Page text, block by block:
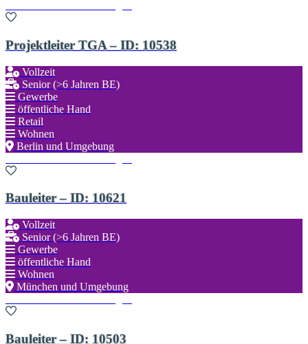
Projektleiter TGA – ID: 10538
Vollzeit
Senior (>6 Jahren BE)
Gewerbe
öffentliche Hand
Retail
Wohnen
Berlin und Umgebung
Bauleiter – ID: 10621
Vollzeit
Senior (>6 Jahren BE)
Gewerbe
öffentliche Hand
Wohnen
München und Umgebung
Bauleiter – ID: 10503